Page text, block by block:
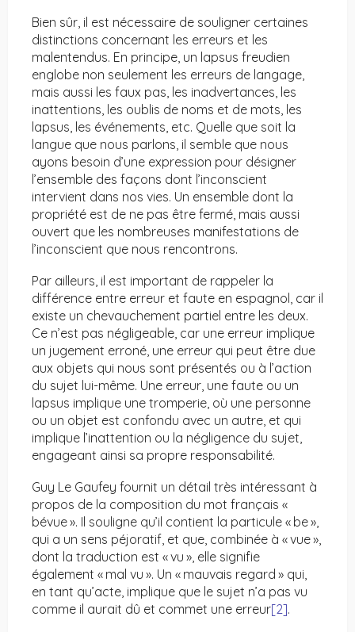
Bien sûr, il est nécessaire de souligner certaines
distinctions concernant les erreurs et les
malentendus. En principe, un lapsus freudien
englobe non seulement les erreurs de langage,
mais aussi les faux pas, les inadvertances, les
inattentions, les oublis de noms et de mots, les
lapsus, les événements, etc. Quelle que soit la
langue que nous parlons, il semble que nous
ayons besoin d’une expression pour désigner
l’ensemble des façons dont l’inconscient
intervient dans nos vies. Un ensemble dont la
propriété est de ne pas être fermé, mais aussi
ouvert que les nombreuses manifestations de
l’inconscient que nous rencontrons.
Par ailleurs, il est important de rappeler la
différence entre erreur et faute en espagnol, car il
existe un chevauchement partiel entre les deux.
Ce n’est pas négligeable, car une erreur implique
un jugement erroné, une erreur qui peut être due
aux objets qui nous sont présentés ou à l’action
du sujet lui-même. Une erreur, une faute ou un
lapsus implique une tromperie, où une personne
ou un objet est confondu avec un autre, et qui
implique l’inattention ou la négligence du sujet,
engageant ainsi sa propre responsabilité.
Guy Le Gaufey fournit un détail très intéressant à
propos de la composition du mot français «
bévue ». Il souligne qu’il contient la particule « be »,
qui a un sens péjoratif, et que, combinée à « vue »,
dont la traduction est « vu », elle signifie
également « mal vu ». Un « mauvais regard » qui,
en tant qu’acte, implique que le sujet n’a pas vu
comme il aurait dû et commet une erreur[2].